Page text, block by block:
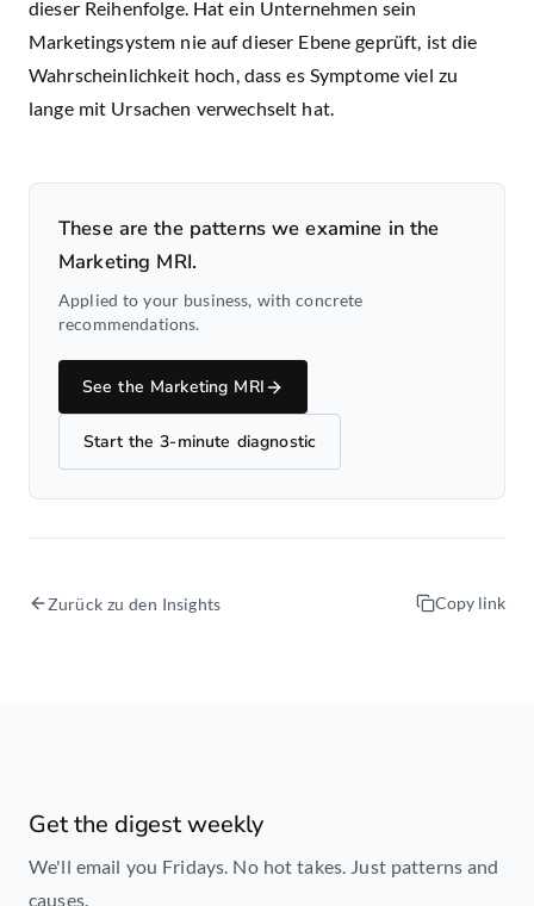
dieser Reihenfolge. Hat ein Unternehmen sein
Marketingsystem nie auf dieser Ebene geprüft, ist die
Wahrscheinlichkeit hoch, dass es Symptome viel zu
lange mit Ursachen verwechselt hat.
These are the patterns we examine in the
Marketing MRI.
Applied to your business, with concrete
recommendations.
See the Marketing MRI
Start the 3-minute diagnostic
Zurück zu den Insights Copy link
Get the digest weekly
We'll email you Fridays. No hot takes. Just patterns and
causes.